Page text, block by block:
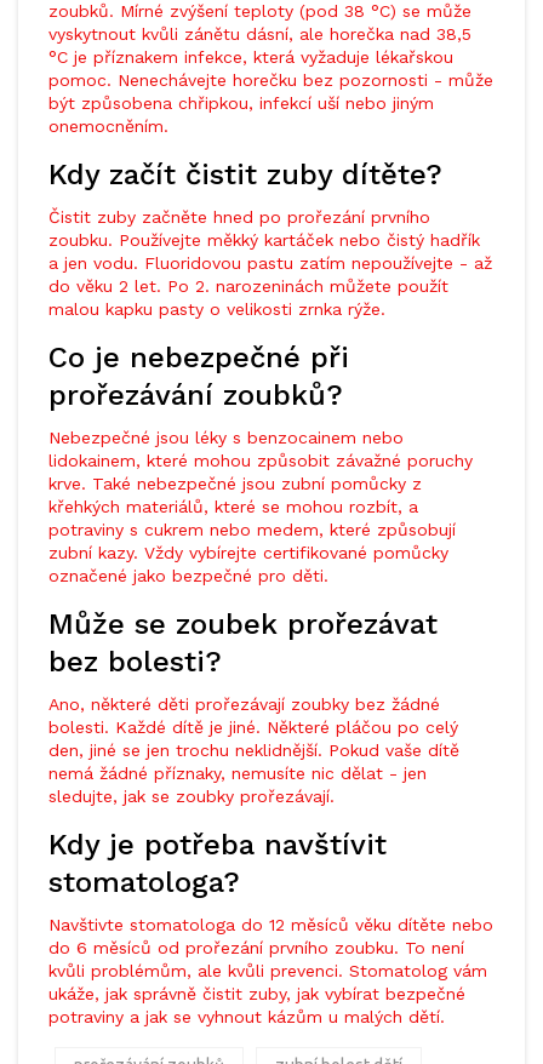
zoubků. Mírné zvýšení teploty (pod 38 °C) se může
vyskytnout kvůli zánětu dásní, ale horečka nad 38,5
°C je příznakem infekce, která vyžaduje lékařskou
pomoc. Nenechávejte horečku bez pozornosti - může
být způsobena chřipkou, infekcí uší nebo jiným
onemocněním.
Kdy začít čistit zuby dítěte?
Čistit zuby začněte hned po prořezání prvního
zoubku. Používejte měkký kartáček nebo čistý hadřík
a jen vodu. Fluoridovou pastu zatím nepoužívejte - až
do věku 2 let. Po 2. narozeninách můžete použít
malou kapku pasty o velikosti zrnka rýže.
Co je nebezpečné při
prořezávání zoubků?
Nebezpečné jsou léky s benzocainem nebo
lidokainem, které mohou způsobit závažné poruchy
krve. Také nebezpečné jsou zubní pomůcky z
křehkých materiálů, které se mohou rozbít, a
potraviny s cukrem nebo medem, které způsobují
zubní kazy. Vždy vybírejte certifikované pomůcky
označené jako bezpečné pro děti.
Může se zoubek prořezávat
bez bolesti?
Ano, některé děti prořezávají zoubky bez žádné
bolesti. Každé dítě je jiné. Některé pláčou po celý
den, jiné se jen trochu neklidnější. Pokud vaše dítě
nemá žádné příznaky, nemusíte nic dělat - jen
sledujte, jak se zoubky prořezávají.
Kdy je potřeba navštívit
stomatologa?
Navštivte stomatologa do 12 měsíců věku dítěte nebo
do 6 měsíců od prořezání prvního zoubku. To není
kvůli problémům, ale kvůli prevenci. Stomatolog vám
ukáže, jak správně čistit zuby, jak vybírat bezpečné
potraviny a jak se vyhnout kázům u malých dětí.